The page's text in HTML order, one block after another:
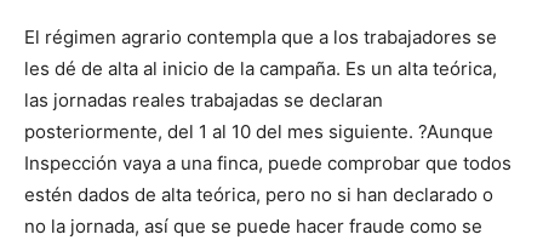
El régimen agrario contempla que a los trabajadores se
les dé de alta al inicio de la campaña. Es un alta teórica,
las jornadas reales trabajadas se declaran
posteriormente, del 1 al 10 del mes siguiente. ?Aunque
Inspección vaya a una finca, puede comprobar que todos
estén dados de alta teórica, pero no si han declarado o
no la jornada, así que se puede hacer fraude como se